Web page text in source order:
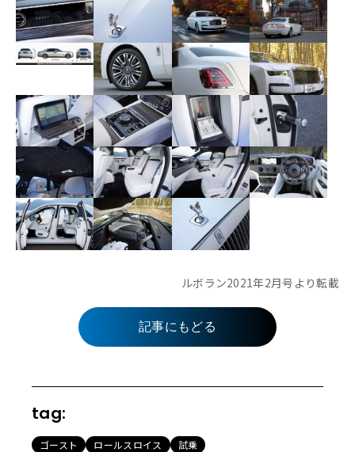
ルボラン2021年2月号より転載
記事にもどる
tag:
ゴースト ロールスロイス 試乗